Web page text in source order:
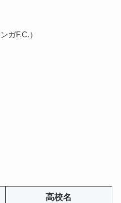
ガF.C.）
高校名